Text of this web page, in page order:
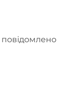
повідомлено